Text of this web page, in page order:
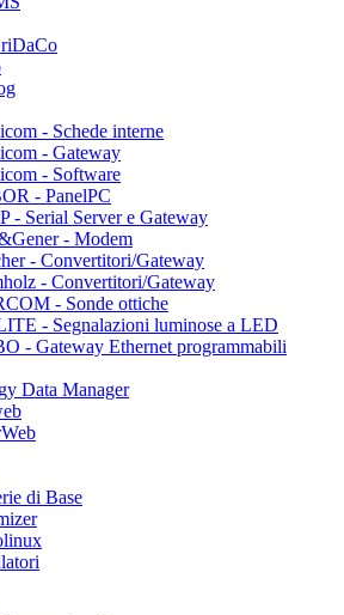
- Schede interne
- Gateway
- Software
- PanelPC
- Serial Server e Gateway
- Modem
- Convertitori/Gateway
- Convertitori/Gateway
- Sonde ottiche
- Segnalazioni luminose a LED
- Gateway Ethernet programmabili
Data Manager
di Base